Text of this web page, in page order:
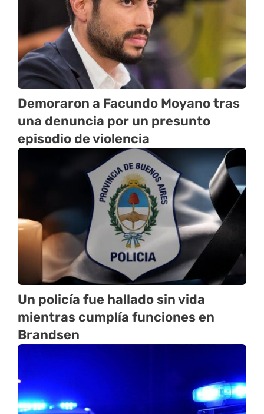
Demoraron a Facundo Moyano tras
una denuncia por un presunto
episodio de violencia
Un policía fue hallado sin vida
mientras cumplía funciones en
Brandsen